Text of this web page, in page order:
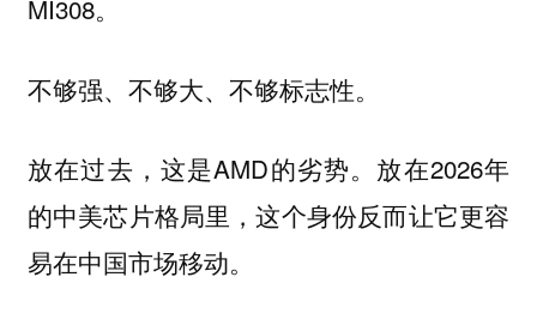
MI308。
不够强、不够大、不够标志性。
放在过去，这是AMD的劣势。放在2026年
的中美芯片格局里，这个身份反而让它更容
易在中国市场移动。